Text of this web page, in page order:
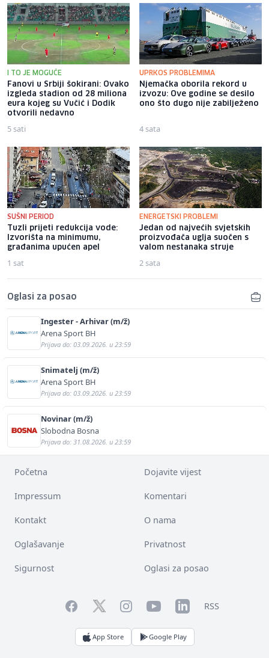
I TO JE MOGUĆE
Fanovi u Srbiji šokirani: Ovako
izgleda stadion od 28 miliona
eura kojeg su Vučić i Dodik
otvorili nedavno
5 sati
UPRKOS PROBLEMIMA
Njemačka oborila rekord u
izvozu: Ove godine se desilo
ono što dugo nije zabilježeno
4 sata
SUŠNI PERIOD
Tuzli prijeti redukcija vode:
Izvorišta na minimumu,
građanima upućen apel
1 sat
ENERGETSKI PROBLEMI
Jedan od najvećih svjetskih
proizvođača uglja suočen s
valom nestanaka struje
2 sata
Oglasi za posao
Ingester - Arhivar (m/ž)
Arena Sport BH
Prijava do: 03.09.2026. u 23:59
Snimatelj (m/ž)
Arena Sport BH
Prijava do: 03.09.2026. u 23:59
Novinar (m/ž)
Slobodna Bosna
Prijava do: 31.08.2026. u 23:59
Početna Dojavite vijest
Impressum Komentari
Kontakt O nama
Oglašavanje Privatnost
Sigurnost Oglasi za posao
FacebookTwitterInstagramYouTubeLinkedInRSS
App Store Google Play